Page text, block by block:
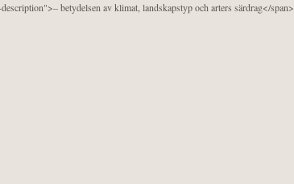
betydelsen av klimat, landskapstyp och arters särdrag</span>